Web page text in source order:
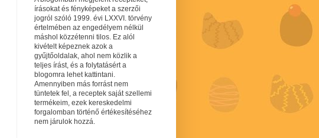
írásokat és fényképeket a szerzői
jogról szóló 1999. évi LXXVI. törvény
értelmében az engedélyem nélkül
máshol közzétenni tilos. Ez alól
kivételt képeznek azok a
gyűjtőoldalak, ahol nem közlik a
teljes írást, és a folytatásért a
blogomra lehet kattintani.
Amennyiben más forrást nem
tüntetek fel, a receptek saját szellemi
termékeim, ezek kereskedelmi
forgalomban történő értékesítéséhez
nem járulok hozzá.